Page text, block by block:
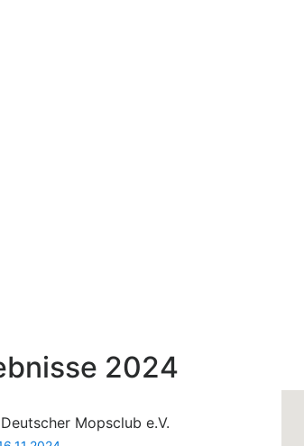
2024
Mopsclub e.V.